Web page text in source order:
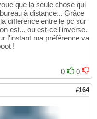
que la seule chose qui
à distance... Grâce
différence entre le pc sur
est... ou est-ce l'inverse.
l'instant ma préférence va
!
0
0
#164